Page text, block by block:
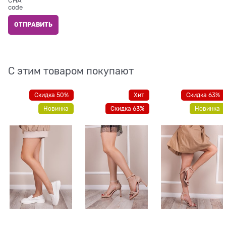
С этим товаром покупают
Скидка 50%
Новинка
Хит
Скидка 63%
Скидка 63%
Новинка